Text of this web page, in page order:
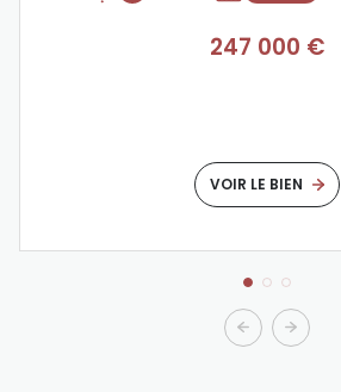
247 000 €
VOIR LE BIEN